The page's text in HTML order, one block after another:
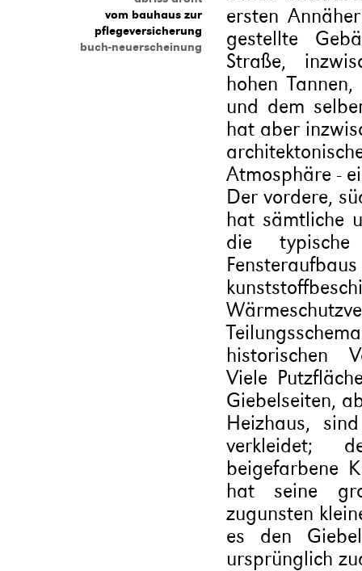
vom bauhaus zur
pflegeversicherung
buch-neuerscheinung
ersten
gestellte
Straße,
hohen
und dem
hat aber
Atmosphäre -
Der vordere,
hat sämtliche
die typische
historischen
Viele
Giebelseiten,
Heizhaus,
verkleidet;
beigefarbene
hat seine
zugunsten
es den
ursprünglich